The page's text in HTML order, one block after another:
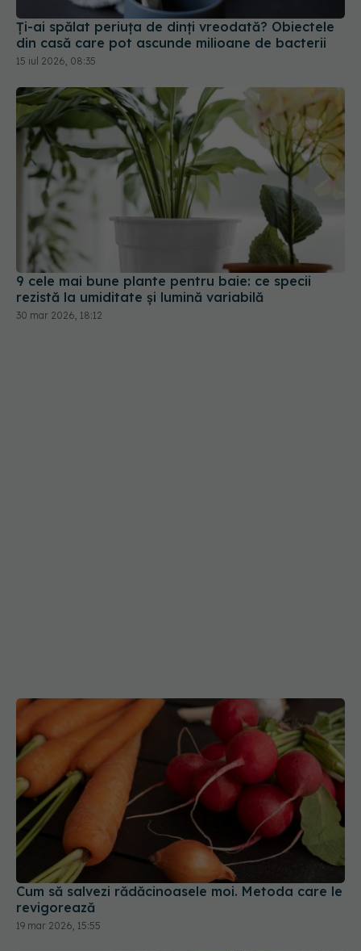
Ți-ai spălat periuța de dinți vreodată? Obiectele
din casă care pot ascunde milioane de bacterii
15 iul 2026, 08:35
9 cele mai bune plante pentru baie: ce specii
rezistă la umiditate și lumină variabilă
30 mar 2026, 18:12
Cum să salvezi rădăcinoasele moi. Metoda care le
revigorează
19 mar 2026, 15:55